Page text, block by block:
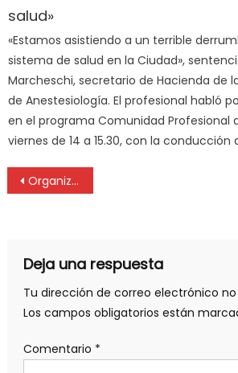
salud»
«Estamos asistiendo a un terrible
sistema de salud en la Ciudad»,
Marcheschi, secretario de Hacienda de
de Anestesiología. El profesional habló
en el programa Comunidad Profesional
viernes de 14 a 15.30, con la conducción
Organizan homenaje al personal de salud
Deja una respuesta
Tu dirección de correo electrónico
Los campos obligatorios están
Comentario *